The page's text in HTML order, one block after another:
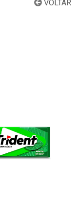
VOLTAR